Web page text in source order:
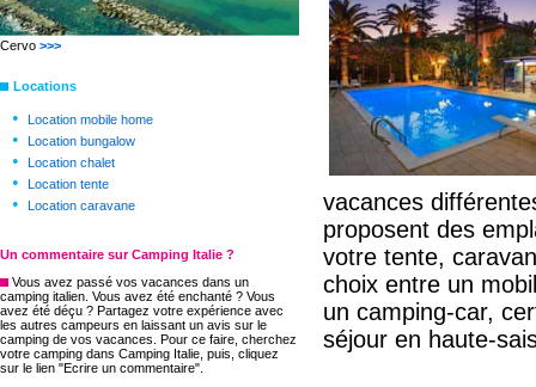
Cervo >>>
Locations
• Location mobile home
• Location bungalow
• Location chalet
• Location tente
• Location caravane
Un commentaire sur Camping Italie ?
Vous avez passé vos vacances dans un
camping italien. Vous avez été enchanté ? Vous
avez été déçu ? Partagez votre expérience avec
les autres campeurs en laissant un avis sur le
camping de vos vacances. Pour ce faire, cherchez
votre camping dans Camping Italie, puis, cliquez
sur le lien "Ecrire un commentaire".
vacances
proposent des
votre tente,
choix entre un
un camping-car,
séjour en haute-